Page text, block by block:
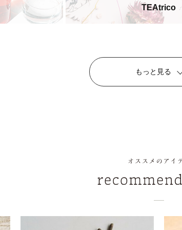
TEAtrico
もっと見る